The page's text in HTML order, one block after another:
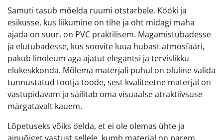
Samuti tasub mõelda ruumi otstarbele. Kööki ja
esikusse, kus liikumine on tihe ja oht midagi maha
ajada on suur, on PVC praktilisem. Magamistubadesse
ja elutubadesse, kus soovite luua hubast atmosfääri,
pakub linoleum aga ajatut elegantsi ja tervislikku
elukeskkonda. Mõlema materjali puhul on oluline valida
tunnustatud tootja toode, sest kvaliteetne materjal on
vastupidavam ja säilitab oma visuaalse atraktiivsuse
märgatavalt kauem.
Lõpetuseks võiks öelda, et ei ole olemas ühte ja